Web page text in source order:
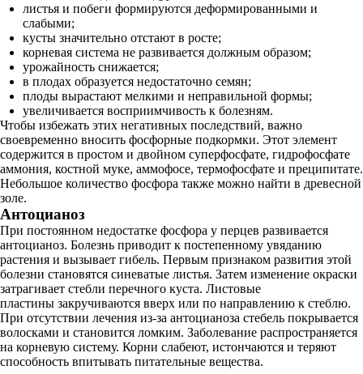
листья и побеги формируются деформированными и
слабыми;
кусты значительно отстают в росте;
корневая система не развивается должным образом;
урожайность снижается;
в плодах образуется недостаточно семян;
плоды вырастают мелкими и неправильной формы;
увеличивается восприимчивость к болезням.
Чтобы избежать этих негативных последствий, важно
своевременно вносить фосфорные подкормки. Этот элемент
содержится в простом и двойном суперфосфате, гидрофосфате
аммония, костной муке, аммофосе, термофосфате и преципитате.
Небольшое количество фосфора также можно найти в древесной
золе.
Антоцианоз
При постоянном недостатке фосфора у перцев развивается
антоцианоз. Болезнь приводит к постепенному увяданию
растения и вызывает гибель. Первым признаком развития этой
болезни становятся синеватые листья. Затем изменение окраски
затрагивает стебли перечного куста. Листовые
пластины закручиваются вверх или по направлению к стеблю.
При отсутствии лечения из-за антоцианоза стебель покрывается
волосками и становится ломким. Заболевание распространяется
на корневую систему. Корни слабеют, истончаются и теряют
способность впитывать питательные вещества.